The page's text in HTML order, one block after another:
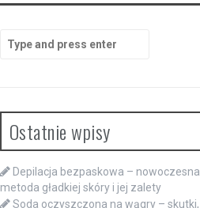
for:
Ostatnie wpisy
Depilacja bezpaskowa – nowoczesna
metoda gładkiej skóry i jej zalety
Soda oczyszczona na wągry – skutki,